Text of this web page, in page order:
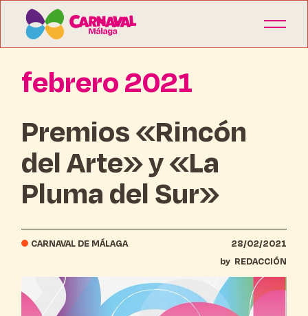
febrero 2021
Premios «Rincón
del Arte» y «La
Pluma del Sur»
CARNAVAL DE MÁLAGA
28/02/2021
by REDACCIÓN